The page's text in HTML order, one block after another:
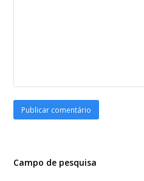
Campo de pesquisa